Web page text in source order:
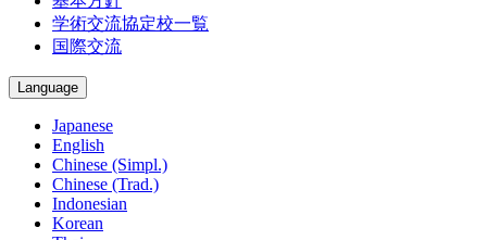
学術交流協定校一覧
国際交流
Language
Japanese
English
Chinese (Simpl.)
Chinese (Trad.)
Indonesian
Korean